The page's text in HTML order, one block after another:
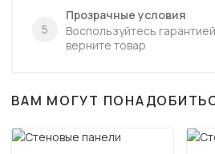
5
Прозрачные условия
Воспользуйтесь
верните товар
ВАМ МОГУТ